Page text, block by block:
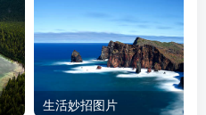
生活妙招图片